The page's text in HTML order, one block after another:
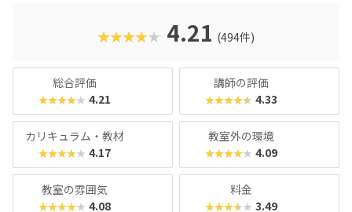
りのとっつきやすい見た目から入って、実践レベルの内容が
学べると好評です。授業料が比較的お手頃価格なのもポイン
月2回）、レギュラーコースは8,800円＋教材費2,640円＋テ
キスト費2,860円（80分×月2回）、マスターコースは11,00
0円＋教材費2,640円＋テキスト費2,860円（80分×月2
回）。年に1度のテキスト費以外、追加料金もかかりませ
ん。明確な料金体系と通いやすさ、ある程度「勉強」の雰囲
気を重視する方におすすめのスクールです。
★★★★★ 4.21 (494件)
総合評価
★★★★★ 4.21
講師の評価
★★★★★ 4.33
カリキュラム・教材
★★★★★ 4.17
教室外の環境
★★★★★ 4.09
教室の雰囲気
★★★★★ 4.08
料金
★★★★★ 3.49